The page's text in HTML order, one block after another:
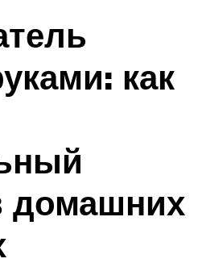
как
домашних